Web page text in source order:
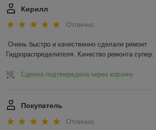
Кирилл
Отлично
Очень быстро и качественно сделали ремонт
Гидрораспределителя. Качество ремонта супер.
Сделка подтверждена через корзину
Покупатель
Отлично